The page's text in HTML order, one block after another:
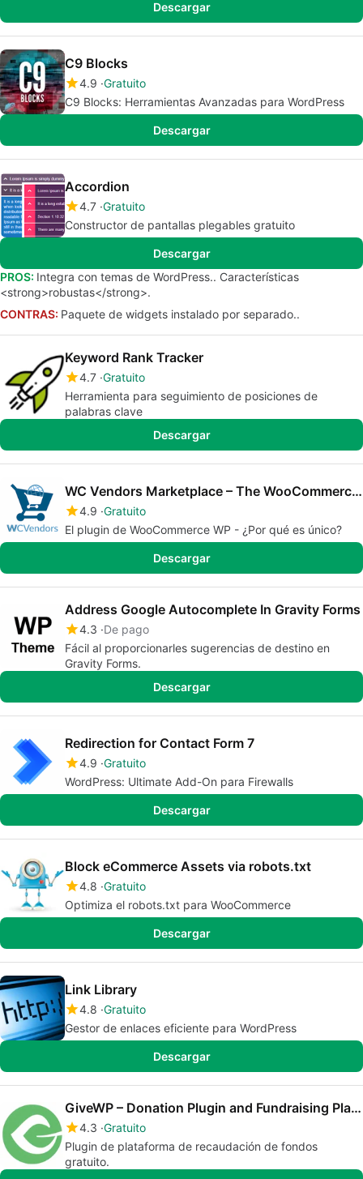
Descargar
C9 Blocks
4.9 Gratuito
C9 Blocks: Herramientas Avanzadas para WordPress
Descargar
Accordion
4.7 Gratuito
Constructor de pantallas plegables gratuito
Descargar
PROS: Integra con temas de WordPress.. Características
<strong>robustas</strong>.
CONTRAS: Paquete de widgets instalado por separado..
Keyword Rank Tracker
4.7 Gratuito
Herramienta para seguimiento de posiciones de
palabras clave
Descargar
WC Vendors Marketplace – The WooCommerce Multivendor Marketplace Solution
4.9 Gratuito
El plugin de WooCommerce WP - ¿Por qué es único?
Descargar
Address Google Autocomplete In Gravity Forms
4.3 De pago
Fácil al proporcionarles sugerencias de destino en
Gravity Forms.
Descargar
Redirection for Contact Form 7
4.9 Gratuito
WordPress: Ultimate Add-On para Firewalls
Descargar
Block eCommerce Assets via robots.txt
4.8 Gratuito
Optimiza el robots.txt para WooCommerce
Descargar
Link Library
4.8 Gratuito
Gestor de enlaces eficiente para WordPress
Descargar
GiveWP – Donation Plugin and Fundraising Platform
4.3 Gratuito
Plugin de plataforma de recaudación de fondos
gratuito.